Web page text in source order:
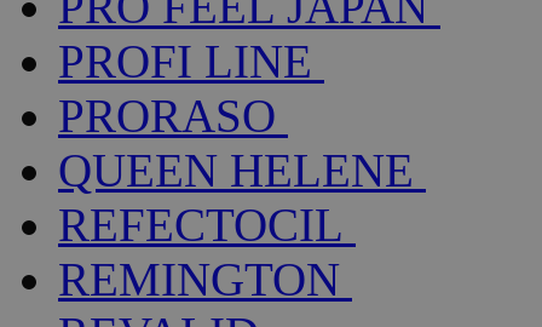
PROFI LINE
PRORASO
QUEEN HELENE
REFECTOCIL
REMINGTON